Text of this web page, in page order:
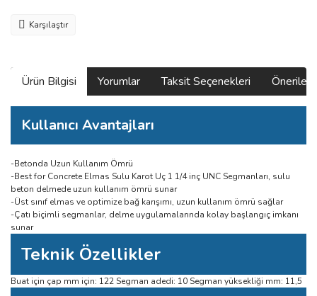
Karşılaştır
Ürün Bilgisi Yorumlar Taksit Seçenekleri
Kullanıcı Avantajları
-Betonda Uzun Kullanım Ömrü
-Best for Concrete Elmas Sulu Karot Uç 1 1/4 inç UNC Segmanları, sulu
beton delmede uzun kullanım ömrü sunar
-Üst sınıf elmas ve optimize bağ karışımı, uzun kullanım ömrü sağlar
-Çatı biçimli segmanlar, delme uygulamalarında kolay başlangıç imkanı
sunar
Teknik Özellikler
Buat için çap mm için: 122 Segman adedi: 10 Segman yüksekliği mm: 11,5